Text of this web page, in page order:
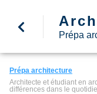
Prépa
Prépa architecture
Architecte et étudiant en
différences dans le